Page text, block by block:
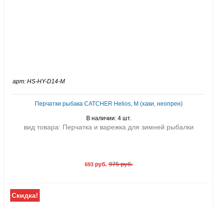
арт: HS-HY-D14-М
Перчатки рыбака CATCHER Helios, М (хаки, неопрен)
В наличии: 4 шт.
вид товара: Перчатка и варежка для зимней рыбалки
693 руб. 975 руб.
Скидка!